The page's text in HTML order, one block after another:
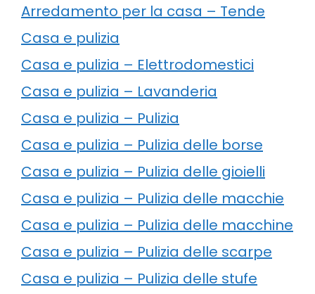
Arredamento per la casa – Tende
Casa e pulizia
Casa e pulizia – Elettrodomestici
Casa e pulizia – Lavanderia
Casa e pulizia – Pulizia
Casa e pulizia – Pulizia delle borse
Casa e pulizia – Pulizia delle gioielli
Casa e pulizia – Pulizia delle macchie
Casa e pulizia – Pulizia delle macchine
Casa e pulizia – Pulizia delle scarpe
Casa e pulizia – Pulizia delle stufe